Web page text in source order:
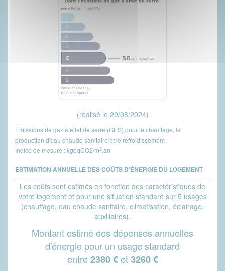
(réalisé le 29/08/2024)
Émissions de gaz à effet de serre (GES) pour le chauffage, la
production d'eau chaude sanitaire et le refroidissement
Indice de mesure : kgeqCO2/m2.an
ESTIMATION ANNUELLE DES COÛTS D'ÉNERGIE DU LOGEMENT
Les coûts sont estimés en fonction des caractéristiques de
votre logement et pour une situation standard sur 5 usages
(chauffage, eau chaude sanitaire, climatisation, éclairage,
auxiliaires).
Montant estimé des dépenses annuelles
d'énergie pour un usage standard
entre2380 €et3260 €